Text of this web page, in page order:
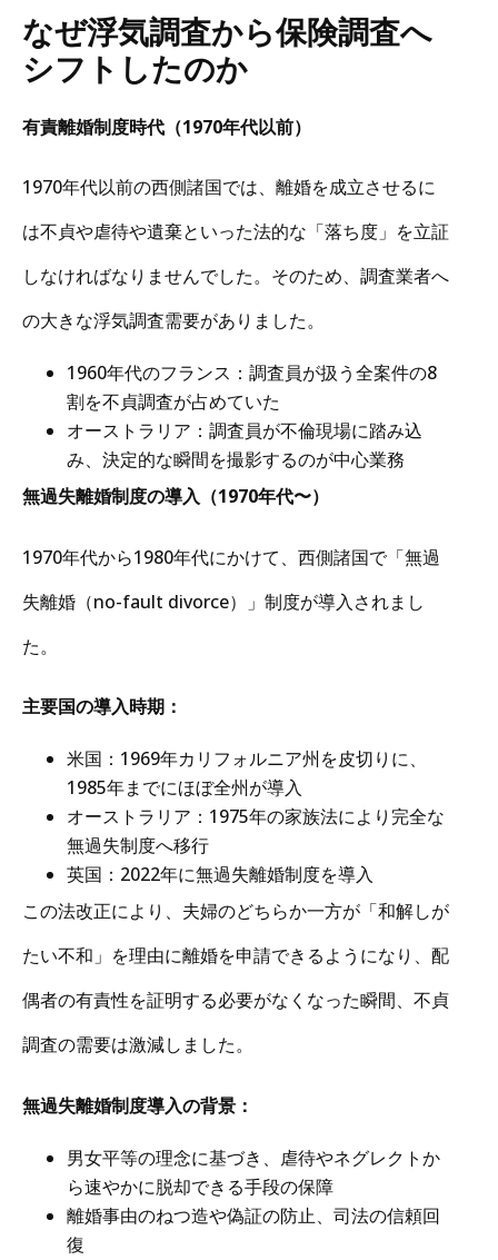
なぜ浮気調査から保険調査へ
シフトしたのか
有責離婚制度時代（1970年代以前）
1970年代以前の西側諸国では、離婚を成立させるに
は不貞や虐待や遺棄といった法的な「落ち度」を立証
しなければなりませんでした。そのため、調査業者へ
の大きな浮気調査需要がありました。
1960年代のフランス：調査員が扱う全案件の8
割を不貞調査が占めていた
オーストラリア：調査員が不倫現場に踏み込
み、決定的な瞬間を撮影するのが中心業務
無過失離婚制度の導入（1970年代〜）
1970年代から1980年代にかけて、西側諸国で「無過
失離婚（no-fault divorce）」制度が導入されまし
た。
主要国の導入時期：
米国：1969年カリフォルニア州を皮切りに、
1985年までにほぼ全州が導入
オーストラリア：1975年の家族法により完全な
無過失制度へ移行
英国：2022年に無過失離婚制度を導入
この法改正により、夫婦のどちらか一方が「和解しが
たい不和」を理由に離婚を申請できるようになり、配
偶者の有責性を証明する必要がなくなった瞬間、不貞
調査の需要は激減しました。
無過失離婚制度導入の背景：
男女平等の理念に基づき、虐待やネグレクトか
ら速やかに脱却できる手段の保障
離婚事由のねつ造や偽証の防止、司法の信頼回
復